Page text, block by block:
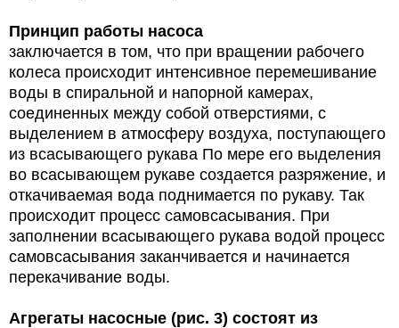
Принцип работы насоса
заключается в том, что при вращении рабочего
колеса происходит интенсивное перемешивание
воды в спиральной и напорной камерах,
соединенных между собой отверстиями, с
выделением в атмосферу воздуха, поступающего
из всасывающего рукава По мере его выделения
во всасывающем рукаве создается разряжение, и
откачиваемая вода поднимается по рукаву. Так
происходит процесс самовсасывания. При
заполнении всасывающего рукава водой процесс
самовсасывания заканчивается и начинается
перекачивание воды.
Агрегаты насосные (рис. 3) состоят из